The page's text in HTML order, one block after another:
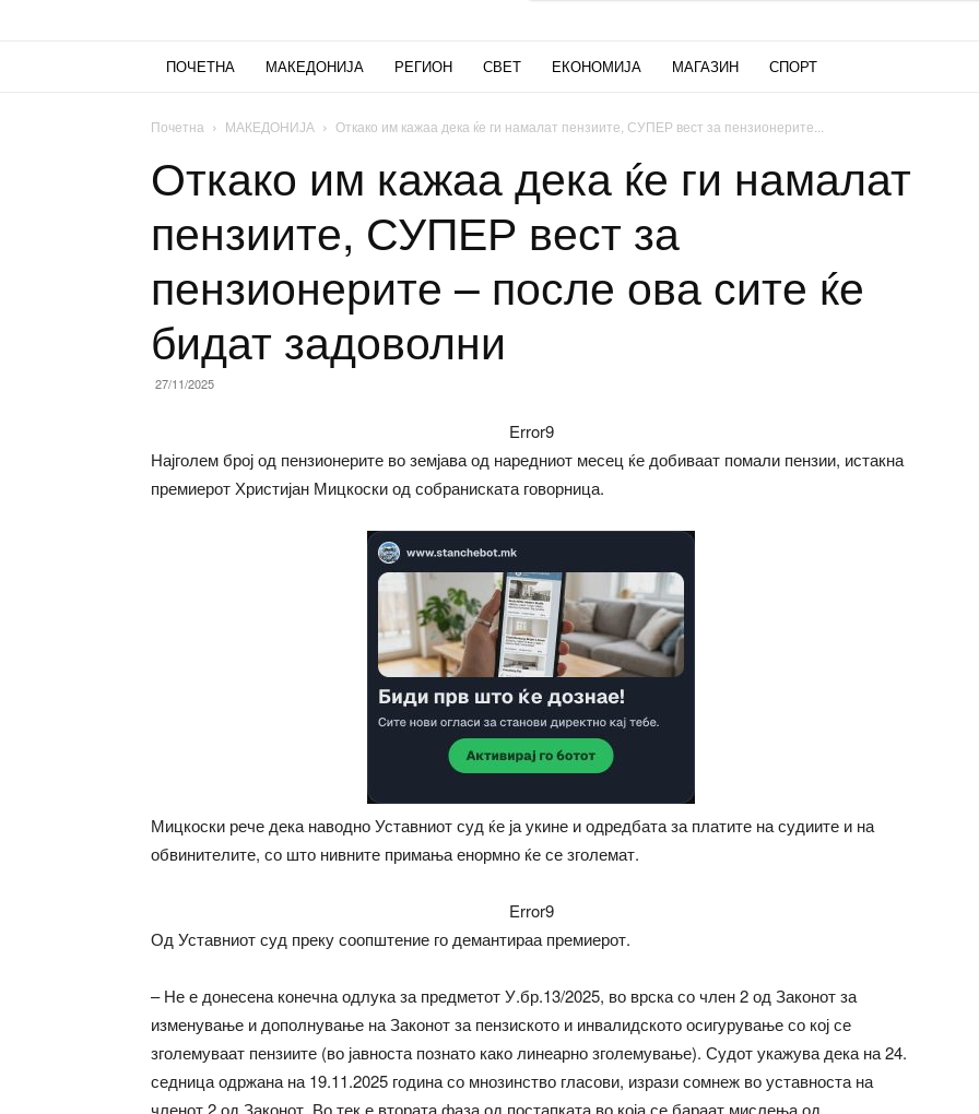
ПОЧЕТНА МАКЕДОНИЈА РЕГИОН СВЕТ ЕКОНОМИЈА МАГАЗИН СПОРТ
Почетна МАКЕДОНИЈА Откако им кажаа дека ќе ги намалат пензиите, СУПЕР вест за пензионерите...
Откако им кажаа дека ќе ги намалат
пензиите, СУПЕР вест за
пензионерите – после ова сите ќе
бидат задоволни
27/11/2025
Error9
Најголем број од пензионерите во земјава од наредниот месец ќе добиваат помали пензии, истакна
премиерот Христијан Мицкоски од собраниската говорница.
Мицкоски рече дека наводно Уставниот суд ќе ја укине и одредбата за платите на судиите и на
обвинителите, со што нивните примања енормно ќе се зголемат.
Error9
Од Уставниот суд преку соопштение го демантираа премиерот.
– Не е донесена конечна одлука за предметот У.бр.13/2025, во врска со член 2 од Законот за
изменување и дополнување на Законот за пензиското и инвалидското осигурување со кој се
зголемуваат пензиите (во јавноста познато како линеарно зголемување). Судот укажува дека на 24.
седница одржана на 19.11.2025 година со мнозинство гласови, изрази сомнеж во уставноста на
членот 2 од Законот. Во тек е втората фаза од постапката во која се бараат мислења од